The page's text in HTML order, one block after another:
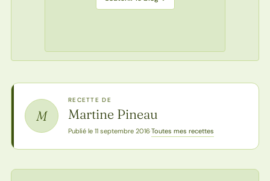
M
RECETTE DE
Martine Pineau
Publié le 11 septembre 2016·Toutes mes recettes